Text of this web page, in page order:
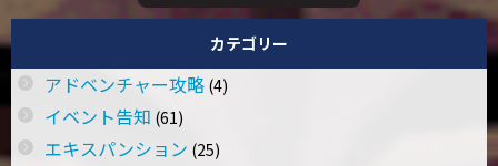
カテゴリー
アドベンチャー攻略 (4)
イベント告知 (61)
エキスパンション (25)